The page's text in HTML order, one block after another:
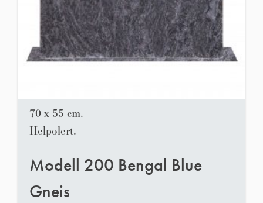
70 x 55 cm.
Helpolert.
Modell 200 Bengal Blue
Gneis